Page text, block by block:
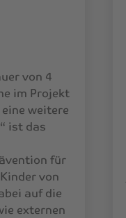
von 4
im Projekt
weitere
ist das
für
von
auf die
externen